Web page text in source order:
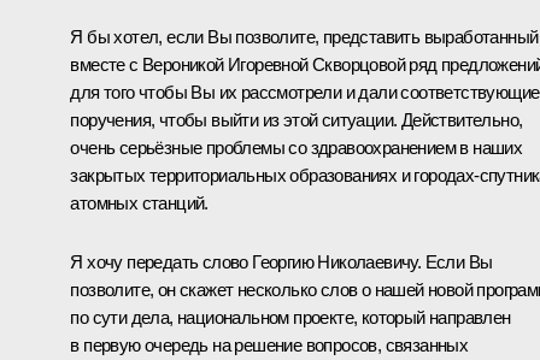
Я бы хотел, если Вы позволите, представить выработанный
вместе с Вероникой Игоревной Скворцовой ряд
для того чтобы Вы их рассмотрели и дали соответствующие
поручения, чтобы выйти из этой ситуации. Действительно,
очень серьёзные проблемы со здравоохранением в наших
закрытых территориальных образованиях и
атомных станций.
Я хочу передать слово Георгию Николаевичу. Если Вы
позволите, он скажет несколько слов о нашей новой
по сути дела, национальном проекте, который направлен
в первую очередь на решение вопросов, связанных